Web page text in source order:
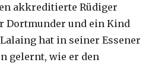
akkreditierte Rüdiger
Dortmunder und ein Kind
hat in seiner Essener
gelernt, wie er den